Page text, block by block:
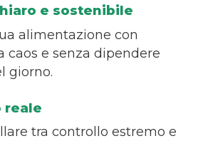
e sostenibile
alimentazione con
caos e senza dipendere
giorno.
reale
tra controllo estremo e